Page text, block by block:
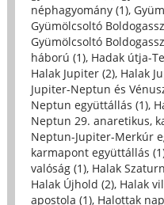
néphagyomány (1),
Gyümölcsoltó
Gyümölcsoltó
háború (1), Hadak útja-
Halak Jupiter (2), Halak
Jupiter-Neptun és
Neptun együttállás (1),
Neptun 29. anaretikus,
Neptun-Jupiter-Merkúr
karmapont együttállás
valóság (1), Halak
Halak Újhold (2), Halak
apostola (1), Halottak